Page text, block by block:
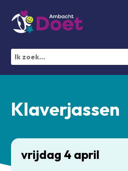
Klaverjassen
vrijdag 4 april